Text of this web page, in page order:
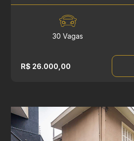
30 Vagas
R$ 26.000,00